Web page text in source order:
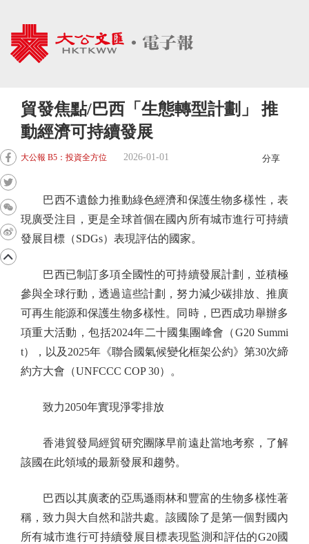
貿發焦點/巴西「生態轉型計劃」 推
動經濟可持續發展
大公報 B5：投資全方位 2026-01-01 分享
巴西不遺餘力推動綠色經濟和保護生物多樣性，表
現廣受注目，更是全球首個在國內所有城市進行可持續
發展目標（SDGs）表現評估的國家。
巴西已制訂多項全國性的可持續發展計劃，並積極
參與全球行動，透過這些計劃，努力減少碳排放、推廣
可再生能源和保護生物多樣性。同時，巴西成功舉辦多
項重大活動，包括2024年二十國集團峰會（G20 Summi
t），以及2025年《聯合國氣候變化框架公約》第30次締
約方大會（UNFCCC COP 30）。
致力2050年實現淨零排放
香港貿發局經貿研究團隊早前遠赴當地考察，了解
該國在此領域的最新發展和趨勢。
巴西以其廣袤的亞馬遜雨林和豐富的生物多樣性著
稱，致力與大自然和諧共處。該國除了是第一個對國內
所有城市進行可持續發展目標表現監測和評估的G20國